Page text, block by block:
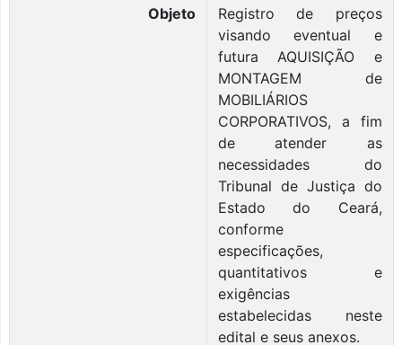
Objeto
Registro de preços
visando eventual e
futura AQUISIÇÃO e
MONTAGEM de
MOBILIÁRIOS
CORPORATIVOS, a fim
de atender as
necessidades do
Tribunal de Justiça do
Estado do Ceará,
conforme
especificações,
quantitativos e
exigências
estabelecidas neste
edital e seus anexos.